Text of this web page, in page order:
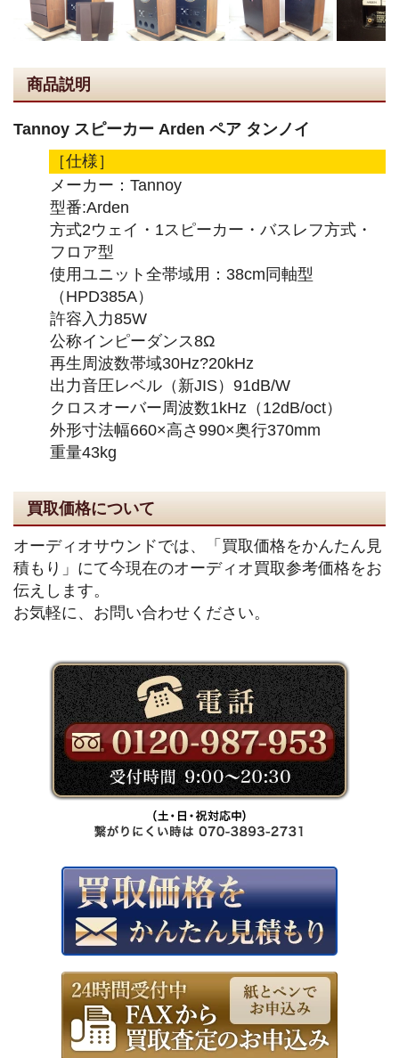
商品説明
Tannoy スピーカー Arden ペア タンノイ
［仕様］
メーカー：Tannoy
型番:Arden
方式2ウェイ・1スピーカー・バスレフ方式・
フロア型
使用ユニット全帯域用：38cm同軸型
（HPD385A）
許容入力85W
公称インピーダンス8Ω
再生周波数帯域30Hz?20kHz
出力音圧レベル（新JIS）91dB/W
クロスオーバー周波数1kHz（12dB/oct）
外形寸法幅660×高さ990×奥行370mm
重量43kg
買取価格について
オーディオサウンドでは、「買取価格をかんたん見
積もり」にて今現在のオーディオ買取参考価格をお
伝えします。
お気軽に、お問い合わせください。